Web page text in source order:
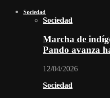
Sociedad
Sociedad
Marcha de
Pando avanza
12/04/2026
Sociedad